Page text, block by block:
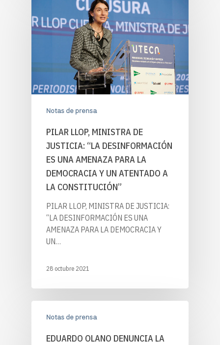
Notas de prensa
PILAR LLOP, MINISTRA DE
JUSTICIA: “LA DESINFORMACIÓN
ES UNA AMENAZA PARA LA
DEMOCRACIA Y UN ATENTADO A
LA CONSTITUCIÓN”
PILAR LLOP, MINISTRA DE JUSTICIA:
“LA DESINFORMACIÓN ES UNA
AMENAZA PARA LA DEMOCRACIA Y
UN…
28 octubre 2021
Notas de prensa
EDUARDO OLANO DENUNCIA LA